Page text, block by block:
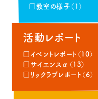
□教室の様子（1）
活動レポート
□イベントレポート（10）
□サイエンスα（13）
□リックラブレポート（6）